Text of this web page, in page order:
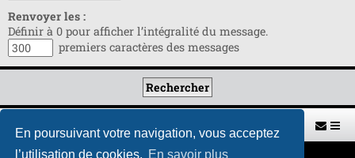
En poursuivant votre navigation, vous acceptez
l’utilisation de cookies. En savoir plus
Renvoyer les :
Définir à 0 pour afficher l’intégralité du message.
premiers caractères des messages
Retour vers le site U.A.G.R. Index du forum